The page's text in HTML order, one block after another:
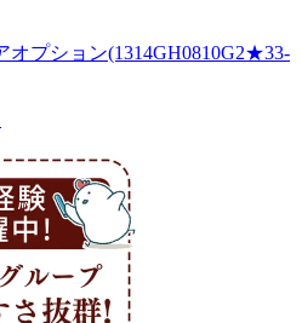
オプション(1314GH0810G2★33-